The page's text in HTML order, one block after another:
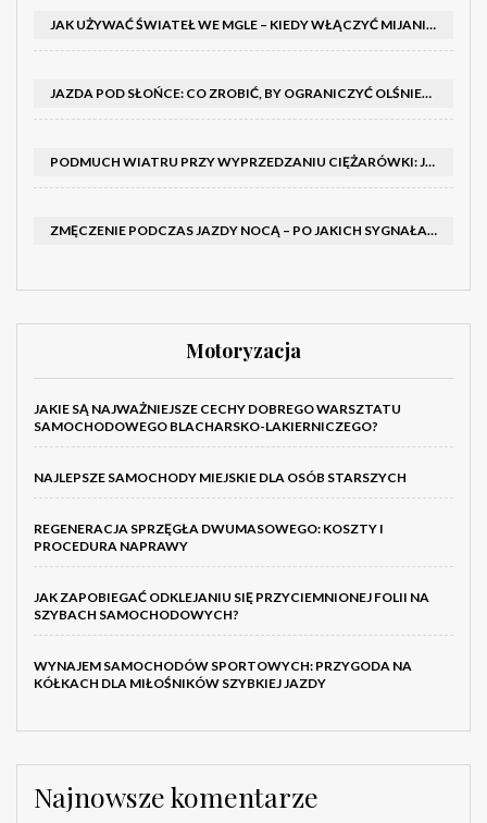
JAK UŻYWAĆ ŚWIATEŁ WE MGLE – KIEDY WŁĄCZYĆ MIJANIA I PRZECIWMGIELNE ORAZ CZEGO NIE ROBIĆ
JAZDA POD SŁOŃCE: CO ZROBIĆ, BY OGRANICZYĆ OLŚNIENIE I POPRAWIĆ WIDOCZNOŚĆ
PODMUCH WIATRU PRZY WYPRZEDZANIU CIĘŻARÓWKI: JAK UTRZYMAĆ TOR JAZDY I OPANOWAĆ AUTO
ZMĘCZENIE PODCZAS JAZDY NOCĄ – PO JAKICH SYGNAŁACH ROZPOZNAĆ SENNOŚĆ ZA KIEROWNICĄ I KIEDY ZROBIĆ PRZERWĘ
Motoryzacja
JAKIE SĄ NAJWAŻNIEJSZE CECHY DOBREGO WARSZTATU
SAMOCHODOWEGO BLACHARSKO-LAKIERNICZEGO?
NAJLEPSZE SAMOCHODY MIEJSKIE DLA OSÓB STARSZYCH
REGENERACJA SPRZĘGŁA DWUMASOWEGO: KOSZTY I
PROCEDURA NAPRAWY
JAK ZAPOBIEGAĆ ODKLEJANIU SIĘ PRZYCIEMNIONEJ FOLII NA
SZYBACH SAMOCHODOWYCH?
WYNAJEM SAMOCHODÓW SPORTOWYCH: PRZYGODA NA
KÓŁKACH DLA MIŁOŚNIKÓW SZYBKIEJ JAZDY
Najnowsze komentarze